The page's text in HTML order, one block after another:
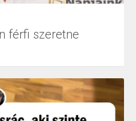
férfi szeretne